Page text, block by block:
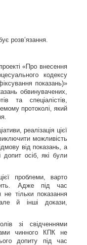
розв’язання.
«Про внесення
кодексу
показань)»
обвинувачених,
та спеціалістів,
протоколі, який
реалізація цієї
можливість
від показань, а
допит осіб, які були
проблеми, варто
Адже під час
тільки показання
й інші докази,
зі свідченнями
чинного КПК не
допиту під час